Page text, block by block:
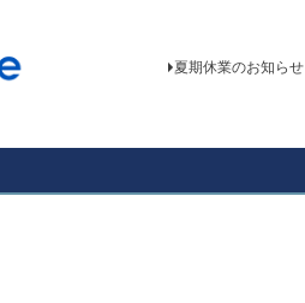
夏期休業のお知らせ